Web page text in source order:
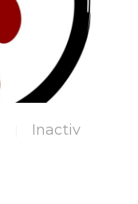
Inactiv